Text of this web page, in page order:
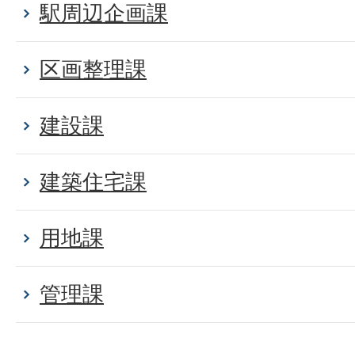
駅周辺企画課
区画整理課
建設課
建築住宅課
用地課
管理課